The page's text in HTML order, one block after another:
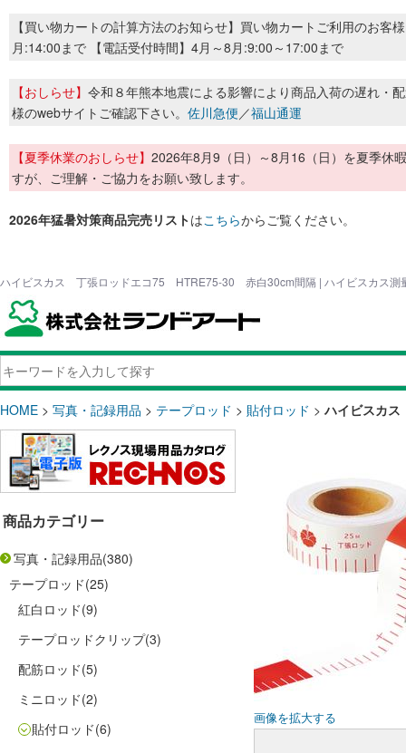
【買い物カートの計算方法のお知らせ】買い物カートご利用のお客
月:14:00まで 【電話受付時間】4月～8月:9:00～17:00まで
【おしらせ】 令和８年熊本地震による影響により商品入荷の遅れ・
様のwebサイトご確認下さい。 佐川急便／福山通運
【夏季休業のおしらせ】 2026年8月9（日）～8月16（日）を夏季休
すが、ご理解・ご協力をお願い致します。
2026年猛暑対策商品完売リストはこちらからご覧ください。
ハイビスカス 丁張ロッドエコ75 HTRE75-30 赤白30cm間隔 | ハイビスカス測
HOME > 写真・記録用品 > テープロッド > 貼付ロッド >ハイビスカ
商品カテゴリー
写真・記録用品(380)
テープロッド(25)
紅白ロッド(9)
テープロッドクリップ(3)
配筋ロッド(5)
ミニロッド(2)
貼付ロッド(6)
画像を拡大する